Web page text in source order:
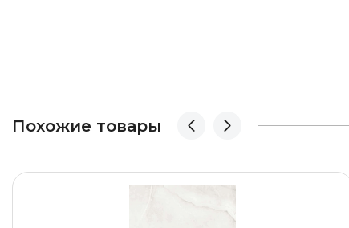
Похожие товары